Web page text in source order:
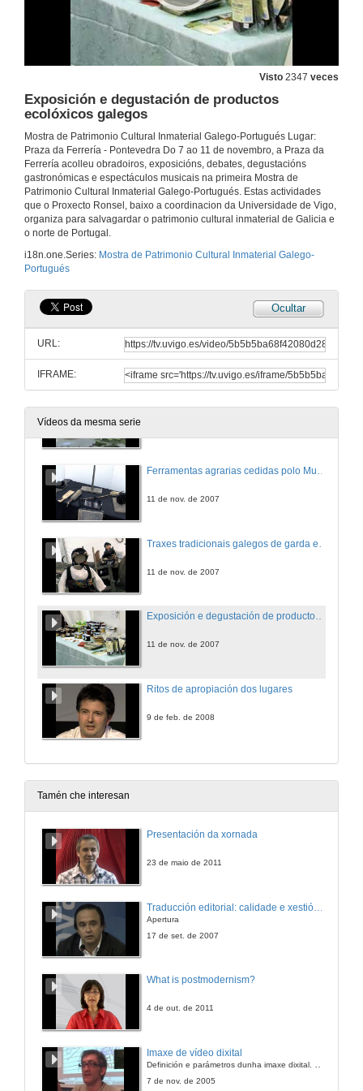
Visto 2347 veces
Exposición e degustación de productos
ecolóxicos galegos
Mostra de Patrimonio Cultural Inmaterial Galego-Portugués Lugar:
Praza da Ferrería - Pontevedra Do 7 ao 11 de novembro, a Praza da
Ferrería acolleu obradoiros, exposicións, debates, degustacións
gastronómicas e espectáculos musicais na primeira Mostra de
Patrimonio Cultural Inmaterial Galego-Portugués. Estas actividades
que o Proxecto Ronsel, baixo a coordinacion da Universidade de Vigo,
organiza para salvagardar o patrimonio cultural inmaterial de Galicia e
o norte de Portugal.
i18n.one.Series: Mostra de Patrimonio Cultural Inmaterial Galego-
Portugués
Ocultar
URL:
IFRAME:
Vídeos da mesma serie
O que ti fas importa
11 de nov. de 2007
Actuación do grupo Ruote
11 de nov. de 2007
A Cabana das Palabras
11 de nov. de 2007
Instrumentos musicais tradicionais
11 de nov. de 2007
Ferramentas agrarias cedidas polo Museo Listre de Oseira
11 de nov. de 2007
11 de nov. de 2007
Exposición e degustación de productos ecolóxicos galegos
11 de nov. de 2007
Ritos de apropiación dos lugares
9 de feb. de 2008
Tamén che interesan
Presentación da xornada
23 de maio de 2011
Apertura
17 de set. de 2007
What is postmodernism?
4 de out. de 2011
Imaxe de vídeo dixital
Definición e parámetros dunha imaxe dixital. Resolución e Aspecto. Profundidade da cor. Compresión. Frame por segundo. Entrelazado. Campos, cadros
7 de nov. de 2005